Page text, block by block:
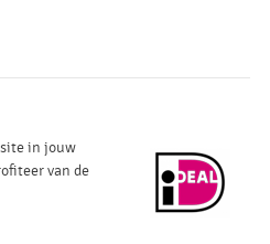
in jouw
van de